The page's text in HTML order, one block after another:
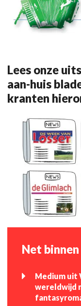
Lees onze
aan-huis
kranten
Net binnen
Medium uit
wereldwijd